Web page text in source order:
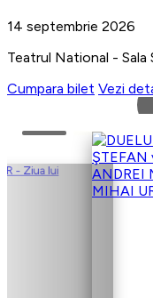
14 septembrie 2026
Teatrul National -
Cumpara bilet Vezi